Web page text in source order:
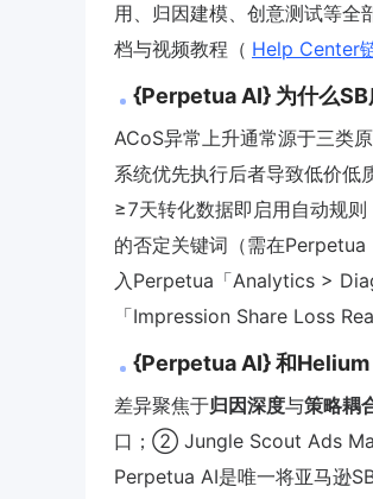
用、归因建模、创意测试等
档与视频教程（ Help Center
{Perpetua AI} 为什么SB
ACoS异常上升通常源于三类
系统优先执行后者导致低价
≥7天转化数据即启用自动规
的否定关键词（需在
入Perpetua「Analytics >
「Impression Share Loss
{Perpetua AI} 和
差异聚焦于归因深度与策略耦
口；② Jungle Scout Ads
Perpetua AI是唯一将亚马逊